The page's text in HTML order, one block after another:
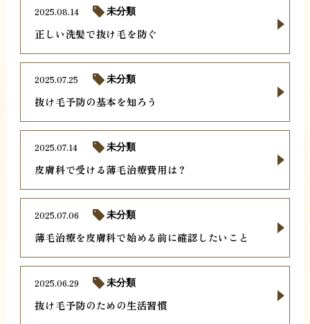
正しい洗髪で抜け毛を防ぐ
2025.08.14 未分類
抜け毛予防の基本を知ろう
2025.07.25 未分類
皮膚科で受ける薄毛治療費用は？
2025.07.14 未分類
薄毛治療を皮膚科で始める前に確認したいこと
2025.07.06 未分類
抜け毛予防のための生活習慣
2025.06.29 未分類